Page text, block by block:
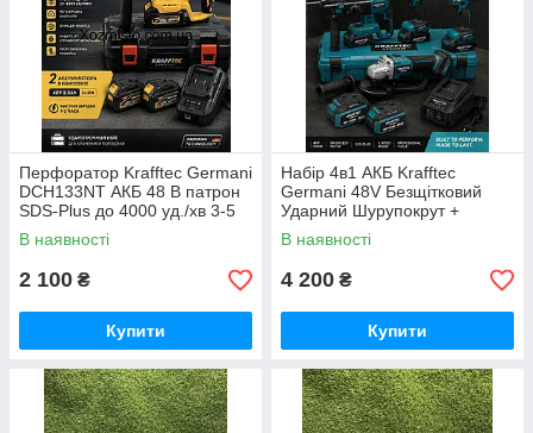
Перфоратор Krafftec Germani
DCH133NT АКБ 48 В патрон
SDS-Plus до 4000 уд./хв 3-5
Дж
В наявності
2 100 ₴
Купити
Набір 4в1 АКБ Krafftec
Germani 48V Безщітковий
Ударний Шурупокрут +
Перфоратор + Болгарка +
Гайковерт Набір 4в1
Німеччина Синій
В наявності
4 200 ₴
Купити